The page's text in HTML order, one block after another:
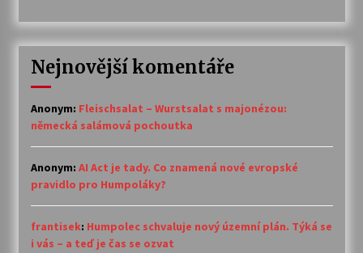
Nejnovější komentáře
Anonym: Fleischsalat – Wurstsalat s majonézou:
německá salámová pochoutka
Anonym: AI Act je tady. Co znamená nové evropské
pravidlo pro Humpoláky?
frantisek: Humpolec schvaluje nový územní plán. Týká se
i vás – a teď je čas se ozvat